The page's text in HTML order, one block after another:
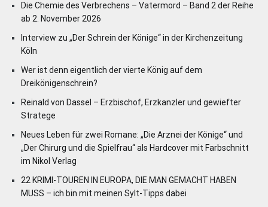
Die Chemie des Verbrechens – Vatermord – Band 2 der Reihe
ab 2. November 2026
Interview zu „Der Schrein der Könige“ in der Kirchenzeitung
Köln
Wer ist denn eigentlich der vierte König auf dem
Dreikönigenschrein?
Reinald von Dassel – Erzbischof, Erzkanzler und gewiefter
Stratege
Neues Leben für zwei Romane: „Die Arznei der Könige“ und
„Der Chirurg und die Spielfrau“ als Hardcover mit Farbschnitt
im Nikol Verlag
22 KRIMI-TOUREN IN EUROPA, DIE MAN GEMACHT HABEN
MUSS – ich bin mit meinen Sylt-Tipps dabei